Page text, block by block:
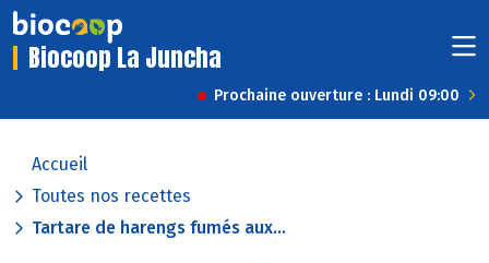
Biocoop La Juncha
Prochaine ouverture : Lundi 09:00
Accueil
Toutes nos recettes
Tartare de harengs fumés aux...